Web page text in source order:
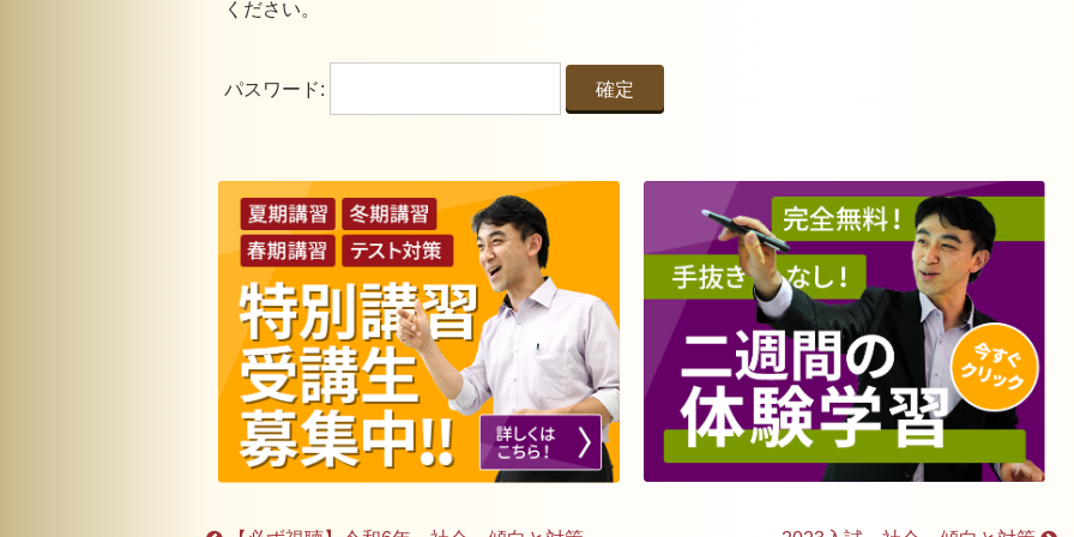
ください。
パスワード: